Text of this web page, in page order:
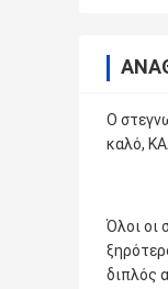
Ο
καλό,
Όλοι οι
διπλός